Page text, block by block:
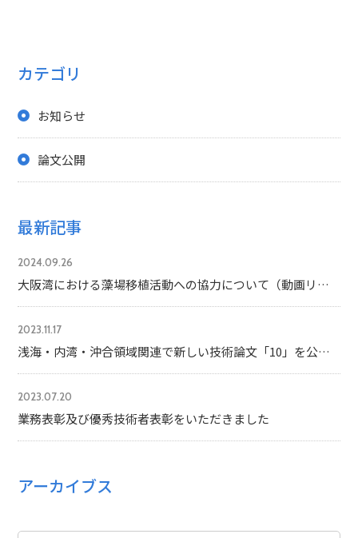
カテゴリ
お知らせ
論文公開
最新記事
2024.09.26
大阪湾における藻場移植活動への協力について（動画リンク有）
2023.11.17
浅海・内湾・沖合領域関連で新しい技術論文「10」を公開しました
2023.07.20
業務表彰及び優秀技術者表彰をいただきました
アーカイブス